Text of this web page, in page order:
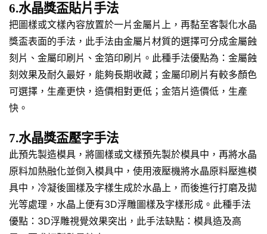
6.水晶獎盃貼片手法
把圖樣或文樣內容放置於一片金屬片上，再黏至客製化水晶
獎盃表面的手法，此手法由金屬片材質的選擇可分成金屬蝕
刻片、金屬印刷片、金箔印刷片。此種手法優點為：金屬蝕
刻效果及耐久最好，能夠長期收藏；金屬印刷片有較多顏色
可選擇，生產更快，造價相對更低；金箔片造價低，生產
快。
7.水晶獎盃壓字手法
此預先製造模具，將圖樣或文樣預先製於模具中，再將水晶
原料加熱融化並倒入模具中，使用液壓機將水晶原料壓進模
具中，冷凝後圖樣及字樣生成於水晶上，而後進行打磨及拋
光等處理，水晶上便有3D浮雕圖樣及字樣形成。此種手法
優點：3D浮雕視覺效果突出，此手法缺點：模具造及高